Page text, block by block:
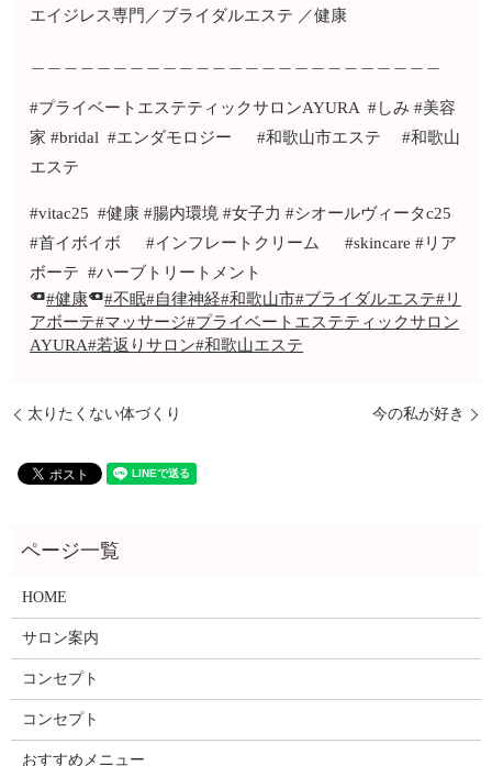
エイジレス専門／ブライダルエステ ／健康
#プライベートエステティックサロンAYURA #しみ #美容
家 #bridal #エンダモロジー #和歌山市エステ #和歌山
エステ
#vitac25 #健康 #腸内環境 #女子力 #シオールヴィータc25
#首イボイボ #インフレートクリーム #skincare #リア
ボーテ #ハーブトリートメント
#健康
#不眠#自律神経#和歌山市#ブライダルエステ#リ
アボーテ#マッサージ#プライベートエステティックサロン
AYURA#若返りサロン#和歌山エステ
太りたくない体づくり 今の私が好き
HOME
サロン案内
コンセプト
コンセプト
おすすめメニュー